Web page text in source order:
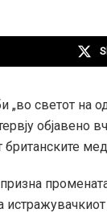
светот на
објавено
британските